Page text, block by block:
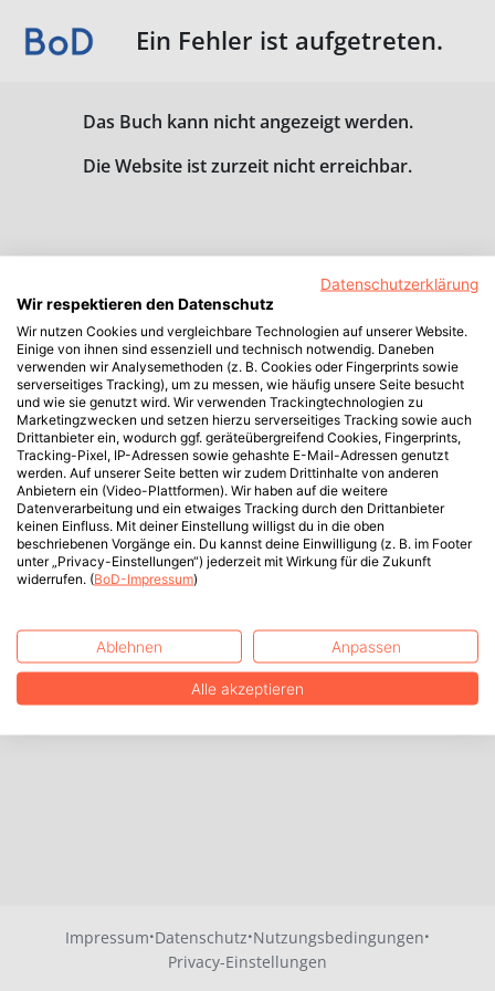
Ein Fehler ist aufgetreten.
Das Buch kann nicht angezeigt werden.
Die Website ist zurzeit nicht erreichbar.
Impressum·Datenschutz·Nutzungsbedingungen·
Privacy-Einstellungen
Datenschutzerklärung
Wir respektieren den Datenschutz
Wir nutzen Cookies und vergleichbare Technologien auf unserer Website.
Einige von ihnen sind essenziell und technisch notwendig. Daneben
verwenden wir Analysemethoden (z. B. Cookies oder Fingerprints sowie
serverseitiges Tracking), um zu messen, wie häufig unsere Seite besucht
und wie sie genutzt wird. Wir verwenden Trackingtechnologien zu
Marketingzwecken und setzen hierzu serverseitiges Tracking sowie auch
Drittanbieter ein, wodurch ggf. geräteübergreifend Cookies, Fingerprints,
Tracking-Pixel, IP-Adressen sowie gehashte E-Mail-Adressen genutzt
werden. Auf unserer Seite betten wir zudem Drittinhalte von anderen
Anbietern ein (Video-Plattformen). Wir haben auf die weitere
Datenverarbeitung und ein etwaiges Tracking durch den Drittanbieter
keinen Einfluss. Mit deiner Einstellung willigst du in die oben
beschriebenen Vorgänge ein. Du kannst deine Einwilligung (z. B. im Footer
unter „Privacy-Einstellungen“) jederzeit mit Wirkung für die Zukunft
widerrufen. (BoD-Impressum)
Ablehnen Anpassen
Alle akzeptieren